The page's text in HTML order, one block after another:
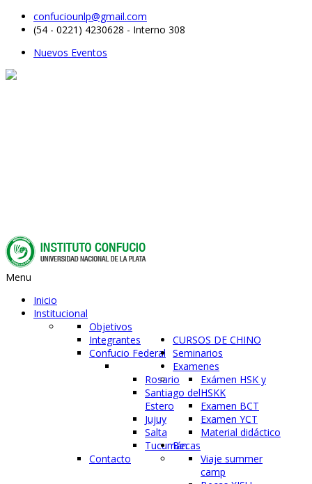
confuciounlp@gmail.com
(54 - 0221) 4230628 - Interno 308
Nuevos Eventos
Menu
Inicio
Institucional
Objetivos
Integrantes
Confucio Federal
Rosario
Santiago del
Estero
Jujuy
Salta
Tucumán
Contacto
CURSOS DE CHINO
Seminarios
Examenes
Exámen HSK y
HSKK
Examen BCT
Examen YCT
Material didáctico
Becas
Viaje summer
camp